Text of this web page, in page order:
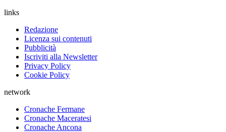
links
Redazione
Licenza sui contenuti
Pubblicità
Iscriviti alla Newsletter
Privacy Policy
Cookie Policy
network
Cronache Fermane
Cronache Maceratesi
Cronache Ancona